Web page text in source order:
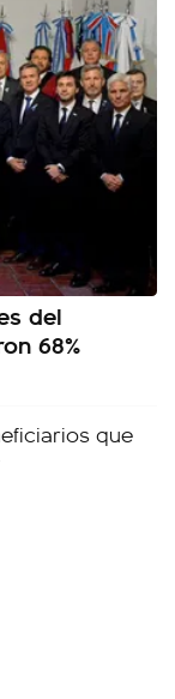
del
68%